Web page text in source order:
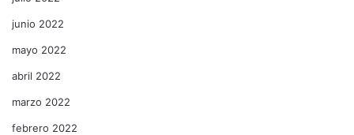
junio 2022
mayo 2022
abril 2022
marzo 2022
febrero 2022